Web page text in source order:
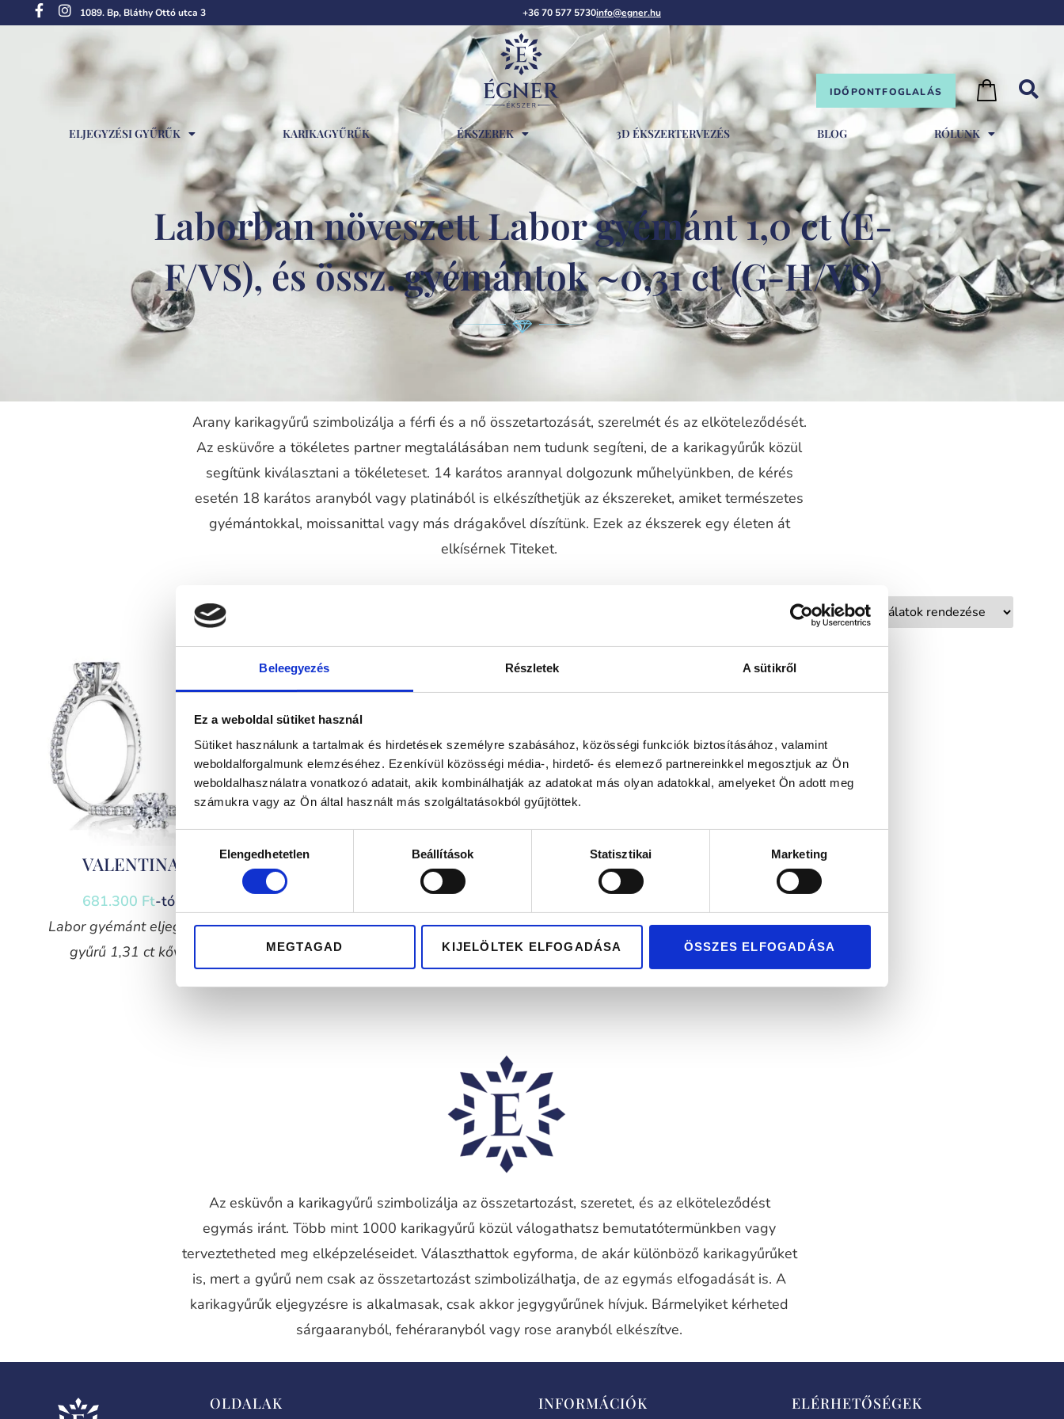
Beleegyezés Részletek A sütikről
Ez a weboldal sütiket használ
Sütiket használunk a tartalmak és hirdetések személyre szabásához, közösségi funkciók biztosításához, valamint
weboldalforgalmunk elemzéséhez. Ezenkívül közösségi média-, hirdető- és elemező partnereinkkel megosztjuk az Ön
weboldalhasználatra vonatkozó adatait, akik kombinálhatják az adatokat más olyan adatokkal, amelyeket Ön adott meg
számukra vagy az Ön által használt más szolgáltatásokból gyűjtöttek.
kiválasztásaElengedhetetlen Beállítások Statisztikai Marketing
MEGTAGAD KIJELÖLTEK ELFOGADÁSA ÖSSZES ELFOGADÁSA
1089. Bp, Bláthy Ottó utca 3 +36 70 577 5730info@egner.hu
IDŐPONTFOGLALÁS
ELJEGYZÉSI GYŰRŰK KARIKAGYŰRŰK ÉKSZEREK 3D ÉKSZERTERVEZÉS BLOG RÓLUNK
Laborban növeszett Labor gyémánt 1,0 ct (E-
F/VS), és össz. gyémántok ~0,31 ct (G-H/VS)
Arany karikagyűrű szimbolizálja a férfi és a nő összetartozását, szerelmét és az elköteleződését.
Az esküvőre a tökéletes partner megtalálásában nem tudunk segíteni, de a karikagyűrűk közül
segítünk kiválasztani a tökéleteset. 14 karátos arannyal dolgozunk műhelyünkben, de kérés
esetén 18 karátos aranyból vagy platinából is elkészíthetjük az ékszereket, amiket természetes
gyémántokkal, moissanittal vagy más drágakővel díszítünk. Ezek az ékszerek egy életen át
elkísérnek Titeket.
VALENTINA
681.300 Ft-tól
Labor gyémánt eljegyzési
gyűrű 1,31 ct kővel
Az esküvőn a karikagyűrű szimbolizálja az összetartozást, szeretet, és az elköteleződést
egymás iránt. Több mint 1000 karikagyűrű közül válogathatsz bemutatótermünkben vagy
terveztetheted meg elképzeléseidet. Választhattok egyforma, de akár különböző karikagyűrűket
is, mert a gyűrű nem csak az összetartozást szimbolizálhatja, de az egymás elfogadását is. A
karikagyűrűk eljegyzésre is alkalmasak, csak akkor jegygyűrűnek hívjuk. Bármelyiket kérheted
sárgaaranyból, fehéraranyból vagy rose aranyból elkészítve.
OLDALAK INFORMÁCIÓK ELÉRHETŐSÉGEK